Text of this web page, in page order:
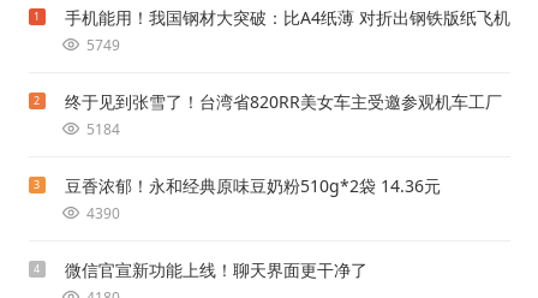
1 手机能用！我国钢材大突破：比A4纸薄 对折出钢铁版纸飞机
5749
2 终于见到张雪了！台湾省820RR美女车主受邀参观机车工厂
5184
3 豆香浓郁！永和经典原味豆奶粉510g*2袋 14.36元
4390
4 微信官宣新功能上线！聊天界面更干净了